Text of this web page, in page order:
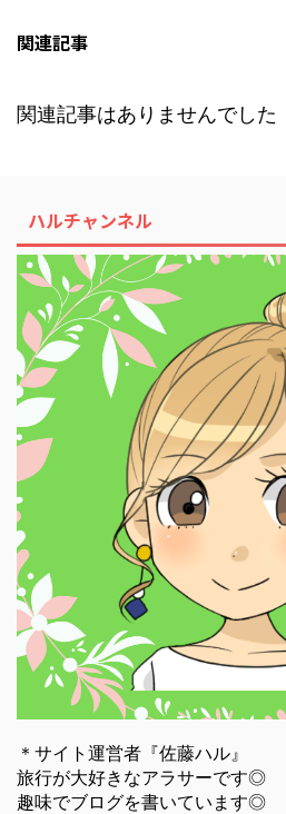
関連記事
関連記事はありませんでした
ハルチャンネル
＊サイト運営者『佐藤ハル』
旅行が大好きなアラサーです◎
趣味でブログを書いています◎